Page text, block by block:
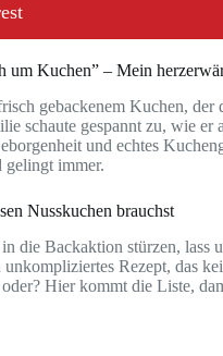
um Kuchen” – Mein
gebackenem Kuchen, der
schaute gespannt zu, wie
und echtes
gelingt immer.
Nusskuchen brauchst
die Backaktion stürzen, lass
Rezept, das
Hier kommt die Liste,